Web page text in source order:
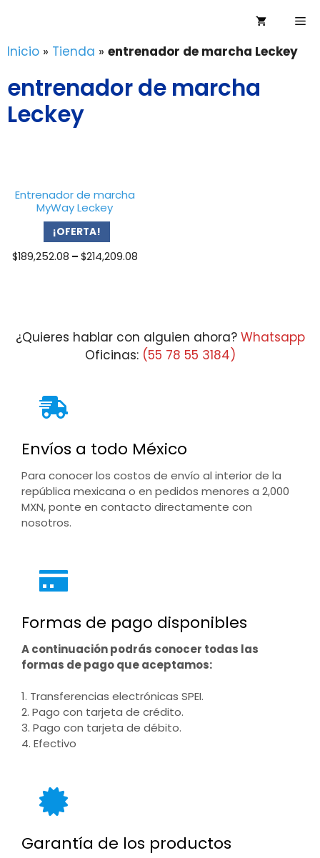
contenido
Inicio » Tienda » entrenador de marcha Leckey
entrenador de marcha
Leckey
Entrenador de marcha
MyWay Leckey
¡OFERTA!
$189,252.08 – $214,209.08Price
¿Quieres hablar con alguien ahora? Whatsapp
Oficinas: (55 78 55 3184)
Envíos a todo México
Para conocer los costos de envío al interior de la
república mexicana o en pedidos menores a 2,000
MXN, ponte en contacto directamente con
nosotros.
Formas de pago disponibles
A continuación podrás conocer todas las
formas de pago que aceptamos:
1. Transferencias electrónicas SPEI.
2. Pago con tarjeta de crédito.
3. Pago con tarjeta de débito.
4. Efectivo
Garantía de los productos